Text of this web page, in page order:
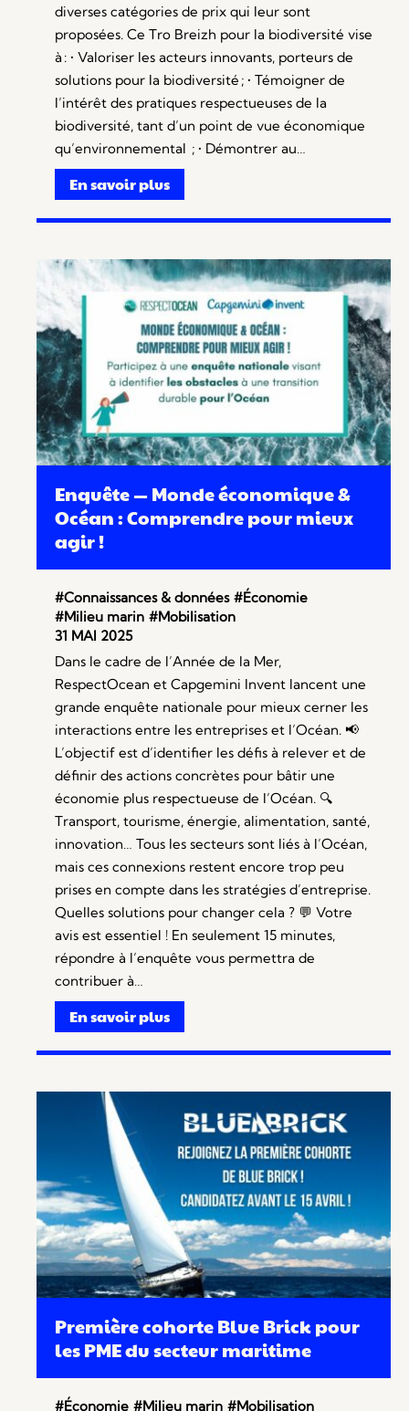
diverses catégories de prix qui leur sont
proposées. Ce Tro Breizh pour la biodiversité vise
à : • Valoriser les acteurs innovants, porteurs de
solutions pour la biodiversité ; • Témoigner de
l’intérêt des pratiques respectueuses de la
biodiversité, tant d’un point de vue économique
qu’environnemental ; • Démontrer au…
En savoir plus
Enquête — Monde économique &
Océan : Comprendre pour mieux
agir !
#Connaissances & données #Économie
#Milieu marin #Mobilisation
31 MAI 2025
Dans le cadre de l’Année de la Mer,
RespectOcean et Capgemini Invent lancent une
grande enquête nationale pour mieux cerner les
interactions entre les entreprises et l’Océan. 📢
L’objectif est d’identifier les défis à relever et de
définir des actions concrètes pour bâtir une
économie plus respectueuse de l’Océan. 🔍
Transport, tourisme, énergie, alimentation, santé,
innovation… Tous les secteurs sont liés à l’Océan,
mais ces connexions restent encore trop peu
prises en compte dans les stratégies d’entreprise.
Quelles solutions pour changer cela ? 💬 Votre
avis est essentiel ! En seulement 15 minutes,
répondre à l’enquête vous permettra de
contribuer à…
En savoir plus
Première cohorte Blue Brick pour
les PME du secteur maritime
#Économie #Milieu marin #Mobilisation